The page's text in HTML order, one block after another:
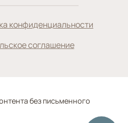
конфиденциальности
соглашение
без письменного